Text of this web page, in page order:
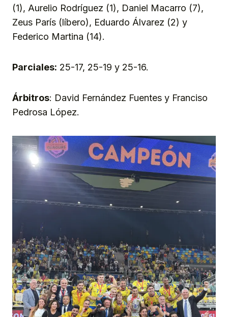
(1), Aurelio Rodríguez (1), Daniel Macarro (7),
Zeus París (líbero), Eduardo Álvarez (2) y
Federico Martina (14).
Parciales: 25-17, 25-19 y 25-16.
Árbitros: David Fernández Fuentes y Franciso
Pedrosa López.